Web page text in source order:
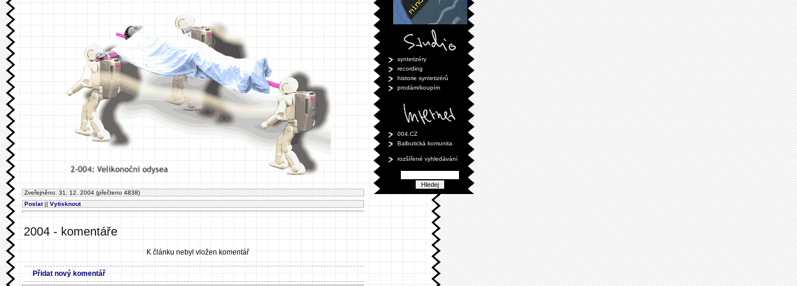
Zveřejněno: 31. 12. 2004 (přečteno 4838)
Poslat||Vytisknout
2004 - komentáře
K článku nebyl vložen komentář
Přidat nový komentář
syntetizéry
recording
historie syntetizérů
prodám/koupím
004.CZ
Balbutická komunita
rozšířené vyhledávání